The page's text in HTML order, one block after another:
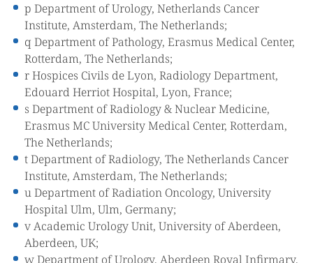
p Department of Urology, Netherlands Cancer
Institute, Amsterdam, The Netherlands;
q Department of Pathology, Erasmus Medical Center,
Rotterdam, The Netherlands;
r Hospices Civils de Lyon, Radiology Department,
Edouard Herriot Hospital, Lyon, France;
s Department of Radiology & Nuclear Medicine,
Erasmus MC University Medical Center, Rotterdam,
The Netherlands;
t Department of Radiology, The Netherlands Cancer
Institute, Amsterdam, The Netherlands;
u Department of Radiation Oncology, University
Hospital Ulm, Ulm, Germany;
v Academic Urology Unit, University of Aberdeen,
Aberdeen, UK;
w Department of Urology, Aberdeen Royal Infirmary,